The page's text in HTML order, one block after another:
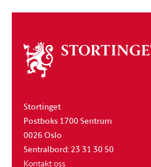
Om
stortinget
Stortinget
Postboks 1700 Sentrum
0026 Oslo
Sentralbord: 23 31 30 50
Kontakt oss